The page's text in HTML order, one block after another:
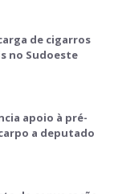
de cigarros
no Sudoeste
apoio à pré-
a deputado